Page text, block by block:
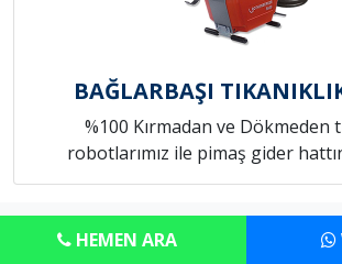
BAĞLARBAŞI
%100 Kırmadan ve Dökmeden
robotlarımız ile pimaş gider
HEMEN ARA
Copyright © Anadolu Konut Tamircim